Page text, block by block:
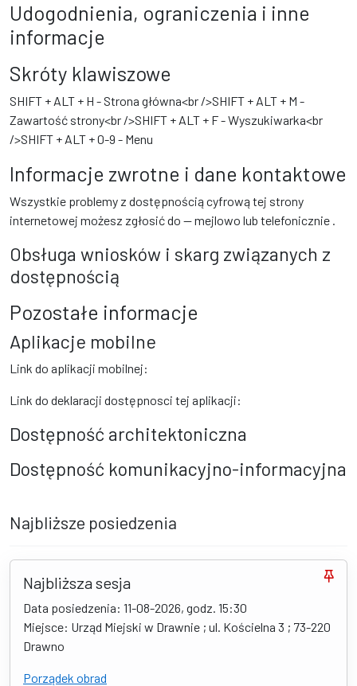
Udogodnienia, ograniczenia i inne
informacje
Skróty klawiszowe
SHIFT + ALT + H - Strona główna<br />SHIFT + ALT + M -
Zawartość strony<br />SHIFT + ALT + F - Wyszukiwarka<br
/>SHIFT + ALT + 0-9 - Menu
Informacje zwrotne i dane kontaktowe
Wszystkie problemy z dostępnością cyfrową tej strony
internetowej możesz zgłosić do — mejlowo lub telefonicznie .
Obsługa wniosków i skarg związanych z
dostępnością
Pozostałe informacje
Aplikacje mobilne
Link do aplikacji mobilnej:
Link do deklaracji dostępnosci tej aplikacji:
Dostępność architektoniczna
Dostępność komunikacyjno-informacyjna
Najbliższe posiedzenia
Najbliższa sesja
Data posiedzenia: 11-08-2026, godz. 15:30
Miejsce: Urząd Miejski w Drawnie ; ul. Kościelna 3 ; 73-220
Drawno
Porządek obrad